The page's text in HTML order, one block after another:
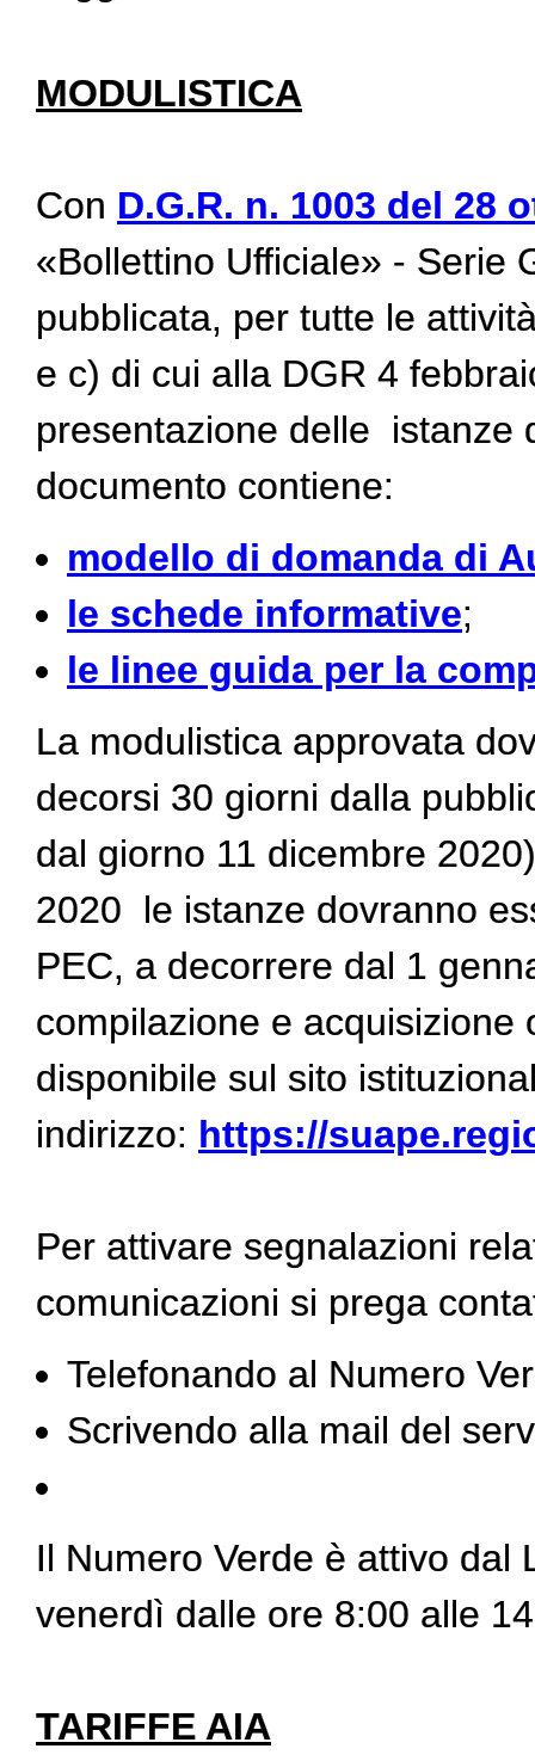
MODULISTICA
Con D.G.R. n. 1003 del 28
«Bollettino Ufficiale» - Serie
pubblicata, per tutte le
e c) di cui alla DGR 4
presentazione delle istanze
documento contiene:
modello di domanda di
le schede informative;
le linee guida per la
La modulistica approvata
decorsi 30 giorni dalla
dal giorno 11 dicembre
2020 le istanze dovranno
PEC, a decorrere dal 1
compilazione e acquisizione
disponibile sul sito
indirizzo: https://
Per attivare segnalazioni
comunicazioni si prega
Telefonando al Numero
Scrivendo alla mail del
Il Numero Verde è attivo
venerdì dalle ore 8:00 alle
TARIFFE AIA